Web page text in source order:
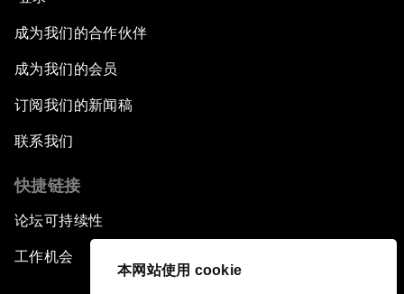
本网站使用 cookie
成为我们的合作伙伴
成为我们的会员
订阅我们的新闻稿
联系我们
快捷链接
论坛可持续性
工作机会